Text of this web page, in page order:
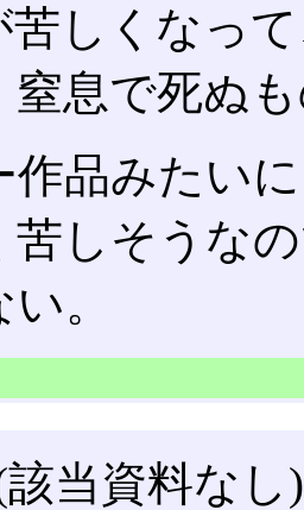
苦しくなっ
窒息で死ぬ
作品みたい
苦しそうな
。
当資料なし)